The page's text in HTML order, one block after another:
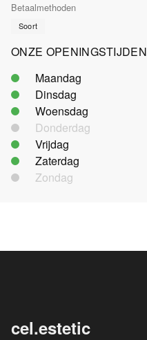
Betaalmethoden
Soort
ONZE OPENINGSTIJDEN
Maandag
Dinsdag
Woensdag
Donderdag
Vrijdag
Zaterdag
Zondag
cel.estetic